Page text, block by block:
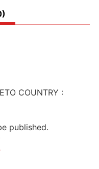
COUNTRY :
published.